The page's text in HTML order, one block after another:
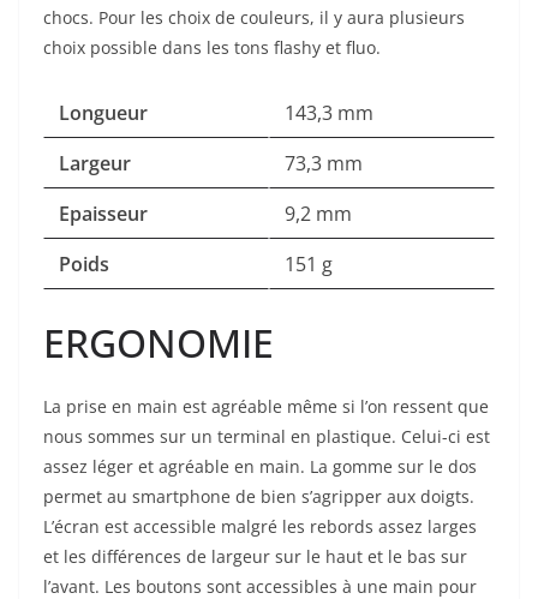
chocs. Pour les choix de couleurs, il y aura plusieurs
choix possible dans les tons flashy et fluo.
Longueur
143,3 mm
Largeur
73,3 mm
Epaisseur
9,2 mm
Poids
151 g
ERGONOMIE
La prise en main est agréable même si l’on ressent que
nous sommes sur un terminal en plastique. Celui-ci est
assez léger et agréable en main. La gomme sur le dos
permet au smartphone de bien s’agripper aux doigts.
L’écran est accessible malgré les rebords assez larges
et les différences de largeur sur le haut et le bas sur
l’avant. Les boutons sont accessibles à une main pour